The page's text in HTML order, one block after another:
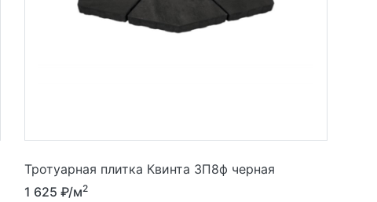
Тротуарная плитка Квинта 3П8ф черная
1 625 ₽/м2